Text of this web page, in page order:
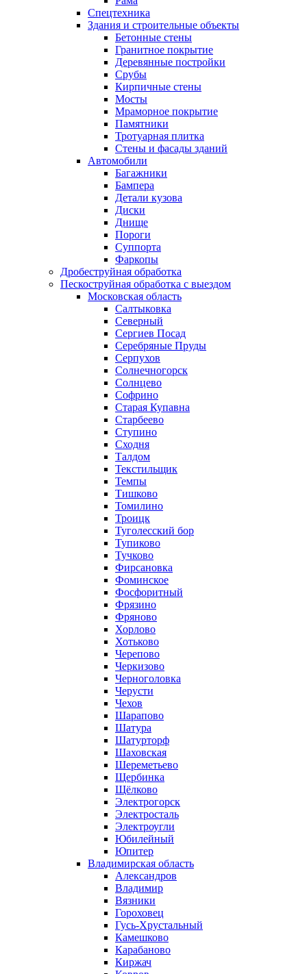
Спецтехника
Здания и строительные объекты
Бетонные стены
Гранитное покрытие
Деревянные постройки
Срубы
Кирпичные стены
Мосты
Мраморное покрытие
Памятники
Тротуарная плитка
Стены и фасады зданий
Автомобили
Багажники
Бампера
Детали кузова
Диски
Днище
Пороги
Суппорта
Фаркопы
Дробеструйная обработка
Пескоструйная обработка с выездом
Московская область
Салтыковка
Северный
Сергиев Посад
Серебряные Пруды
Серпухов
Солнечногорск
Солнцево
Софрино
Старая Купавна
Старбеево
Ступино
Сходня
Талдом
Текстильщик
Темпы
Тишково
Томилино
Троицк
Туголесский бор
Тупиково
Тучково
Фирсановка
Фоминское
Фосфоритный
Фрязино
Фряново
Хорлово
Хотьково
Черепово
Черкизово
Черноголовка
Черусти
Чехов
Шарапово
Шатура
Шатурторф
Шаховская
Шереметьево
Щербинка
Щёлково
Электрогорск
Электросталь
Электроугли
Юбилейный
Юпитер
Владимирская область
Александров
Владимир
Вязники
Гороховец
Гусь-Хрустальный
Камешково
Карабаново
Киржач